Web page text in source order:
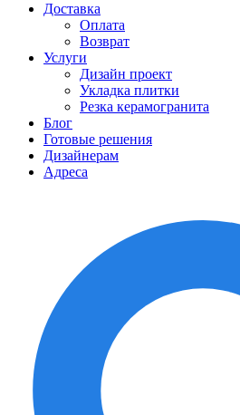
Доставка
Оплата
Возврат
Услуги
Дизайн проект
Укладка плитки
Резка керамогранита
Блог
Готовые решения
Дизайнерам
Адреса